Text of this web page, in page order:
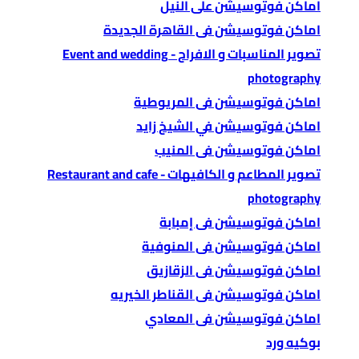
اماكن فوتوسيشن على النيل
اماكن فوتوسيشن فى القاهرة الجديدة
تصوير المناسبات و الافراح - Event and wedding
photography
اماكن فوتوسيشن فى المريوطية
اماكن فوتوسيشن في الشيخ زايد
اماكن فوتوسيشن فى المنيب
تصوير المطاعم و الكافيهات - Restaurant and cafe
photography
اماكن فوتوسيشن فى إمبابة
اماكن فوتوسيشن فى المنوفية
اماكن فوتوسيشن فى الزقازيق
اماكن فوتوسيشن فى القناطر الخيريه
اماكن فوتوسيشن فى المعادي
بوكيه ورد